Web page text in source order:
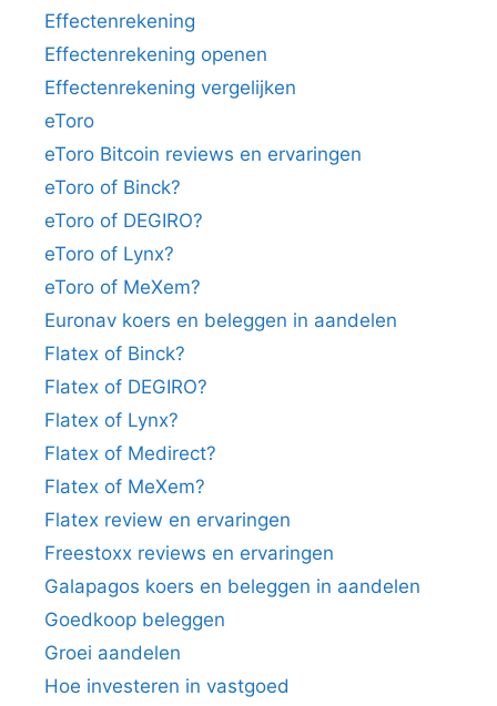
Effectenrekening
Effectenrekening openen
Effectenrekening vergelijken
eToro
eToro Bitcoin reviews en ervaringen
eToro of Binck?
eToro of DEGIRO?
eToro of Lynx?
eToro of MeXem?
Euronav koers en beleggen in aandelen
Flatex of Binck?
Flatex of DEGIRO?
Flatex of Lynx?
Flatex of Medirect?
Flatex of MeXem?
Flatex review en ervaringen
Freestoxx reviews en ervaringen
Galapagos koers en beleggen in aandelen
Goedkoop beleggen
Groei aandelen
Hoe investeren in vastgoed